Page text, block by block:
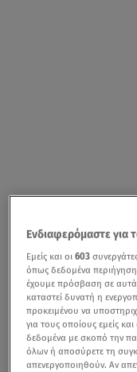
Ενδιαφερόμαστε για
Εμείς και οι603
όπως δεδομένα
έχουμε πρόσβαση σε
καταστεί δυνατή η
προκειμένου να
για τους οποίους εμείς
δεδομένα με σκοπό την
όλων ή αποσύρετε τη
απενεργοποιηθούν. Αν